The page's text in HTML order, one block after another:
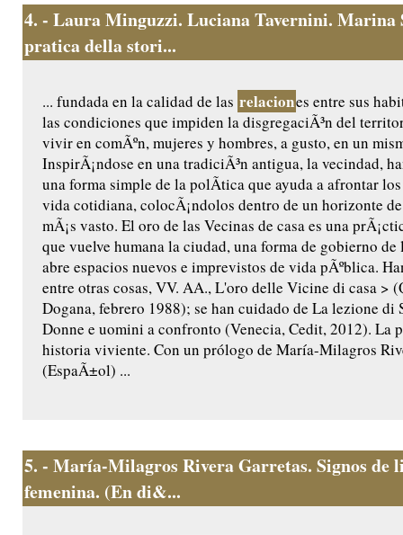
4. - Laura Minguzzi. Luciana Tavernini. Marina
pratica della stori...
... fundada en la calidad de las relaciones entre sus
las condiciones que impiden la disgregaciÃ³n del
vivir en comÃºn, mujeres y hombres, a gusto, en un
InspirÃ¡ndose en una tradiciÃ³n antigua, la vecindad,
una forma simple de la polÃ­tica que ayuda a afrontar
vida cotidiana, colocÃ¡ndolos dentro de un horizonte
mÃ¡s vasto. El oro de las Vecinas de casa es una
que vuelve humana la ciudad, una forma de gobierno de
abre espacios nuevos e imprevistos de vida pÃºblica.
entre otras cosas, VV. AA., L'oro delle Vicine di casa >
Dogana, febrero 1988); se han cuidado de La lezione di
Donne e uomini a confronto (Venecia, Cedit, 2012). La
historia viviente. Con un prólogo de María-Milagros
(EspaÃ±ol) ...
5. - María-Milagros Rivera Garretas. Signos de
femenina. (En di&...